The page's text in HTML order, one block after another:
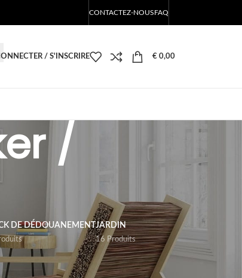
CONTACTEZ-NOUSFAQ
/ S'INSCRIRE € 0,00
/
DE DÉDOUANEMENTJARDIN
16 Produits